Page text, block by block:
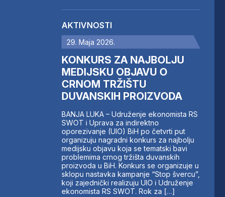
AKTIVNOSTI
29. Maja 2026.
KONKURS ZA NAJBOLJU
MEDIJSKU OBJAVU O
CRNOM TRŽIŠTU
DUVANSKIH PROIZVODA
BANJA LUKA – Udruženje ekonomista RS
SWOT i Uprava za indirektno
oporezivanje (UIO) BiH po četvrti put
organizuju nagradni konkurs za najbolju
medijsku objavu koja se tematski bavi
problemima crnog tržišta duvanskih
proizvoda u BiH. Konkurs se organizuje u
sklopu nastavka kampanje “Stop švercu”,
koji zajednički realizuju UIO i Udruženje
ekonomista RS SWOT. Rok za […]